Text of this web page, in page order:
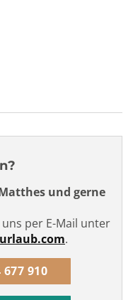
und gerne
per E-Mail unter
.
677 910